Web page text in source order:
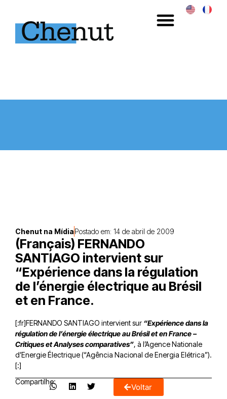
Chenut na MídiaPostado em: 14 de abril de 2009
(Français) FERNANDO
SANTIAGO intervient sur
“Expérience dans la régulation
de l’énergie électrique au Brésil
et en France.
[:fr]FERNANDO SANTIAGO intervient sur “Expérience dans la
régulation de l’énergie électrique au Brésil et en France –
Critiques et Analyses comparatives”, à l’Agence Nationale
d’Energie Électrique (“Agência Nacional de Energia Elétrica”).
[:]
Compartilhe:
Voltar